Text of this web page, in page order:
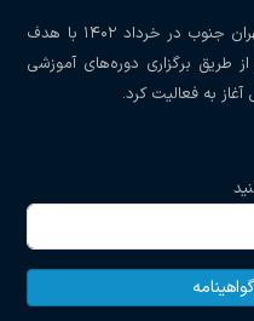
مدرسه مهارتی ساختمان دانشگاه آزاد تهران جنوب در خرداد ۱۴۰۲ با هدف
برگزاری دوره‌های آموزشی
به فعالیت کرد.